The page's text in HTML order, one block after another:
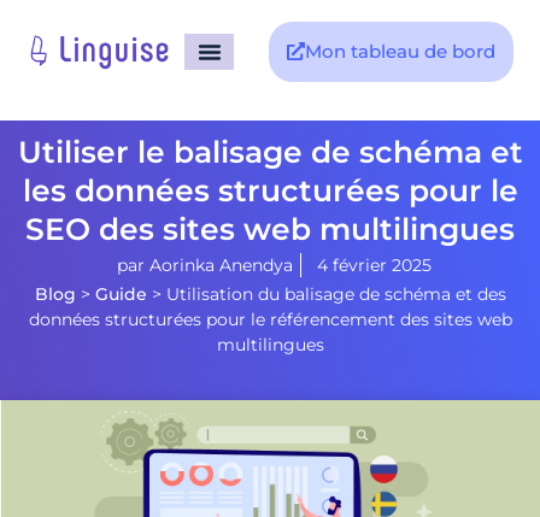
Mon tableau de bord
Utiliser le balisage de schéma et
les données structurées pour le
SEO des sites web multilingues
par Aorinka Anendya
4 février 2025
Blog > Guide > Utilisation du balisage de schéma et des
données structurées pour le référencement des sites web
multilingues